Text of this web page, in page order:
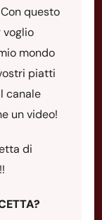
questo
voglio
mondo
piatti
canale
un video!
di